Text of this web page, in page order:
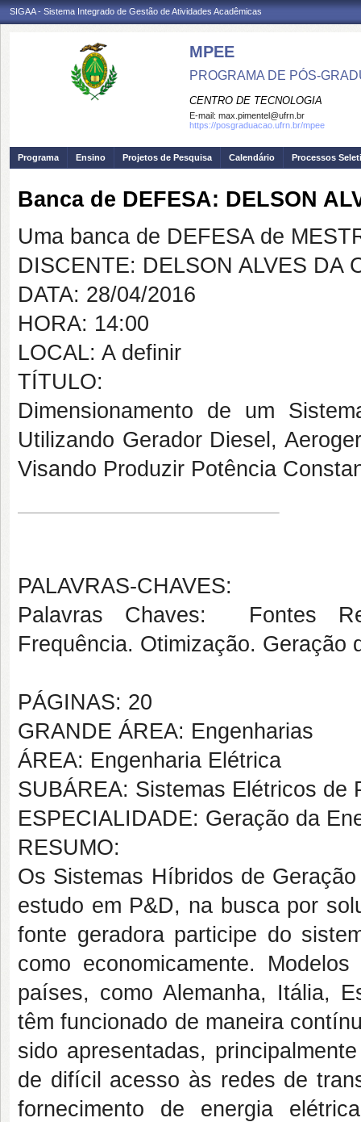
SIGAA - Sistema Integrado de Gestão de Atividades Acadêmicas
MPEE
PROGRAMA DE PÓS-
CENTRO DE TECNOLOGIA
E-mail: max.pimentel@ufrn.br
https://posgraduacao.ufrn.br/mpee
Programa Ensino Projetos de Pesquisa Calendário Processos
Banca de DEFESA: DELSON
Uma banca de DEFESA de
DISCENTE: DELSON ALVES DA
DATA: 28/04/2016
HORA: 14:00
LOCAL: A definir
TÍTULO:
Dimensionamento de um
Utilizando Gerador Diesel,
Visando Produzir Potência
PALAVRAS-CHAVES:
Palavras Chaves: Fontes
Frequência. Otimização. Geração
PÁGINAS: 20
GRANDE ÁREA: Engenharias
ÁREA: Engenharia Elétrica
SUBÁREA: Sistemas Elétricos de
ESPECIALIDADE: Geração da
RESUMO:
Os Sistemas Híbridos de
estudo em P&D, na busca por
fonte geradora participe do
como economicamente.
países, como Alemanha, Itália,
têm funcionado de maneira
sido apresentadas,
de difícil acesso às redes de
fornecimento de energia